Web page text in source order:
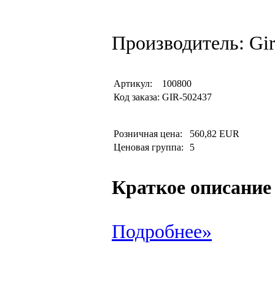
Производитель:
Артикул:
100800
Код заказа: GIR-502437
Розничная цена:
560,82 EUR
Ценовая группа:
5
Краткое описание
Подробнее»